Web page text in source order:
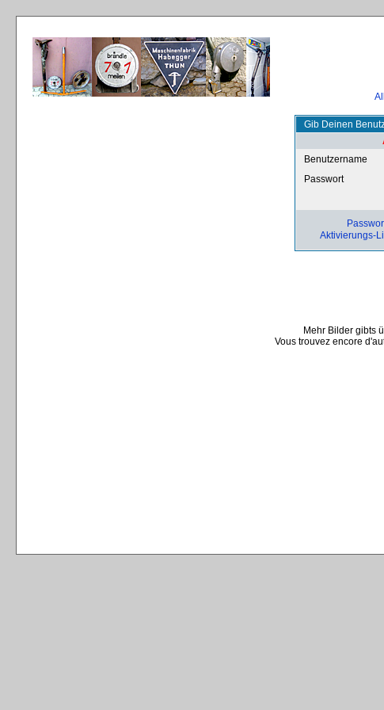
Gib Deinen
Benutzername
Passwort
Aktivierungs-
Mehr Bilder gibts
Vous trouvez encore